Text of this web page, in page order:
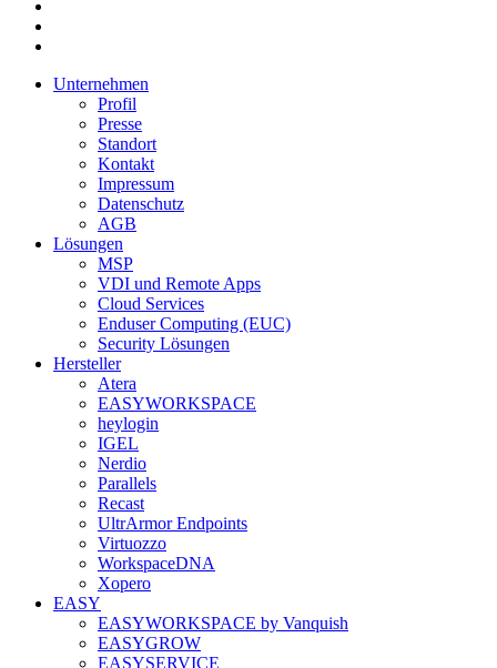
Unternehmen
Profil
Presse
Standort
Kontakt
Impressum
Datenschutz
AGB
Lösungen
MSP
VDI und Remote Apps
Cloud Services
Enduser Computing (EUC)
Security Lösungen
Hersteller
Atera
EASYWORKSPACE
heylogin
IGEL
Nerdio
Parallels
Recast
UltrArmor Endpoints
Virtuozzo
WorkspaceDNA
Xopero
EASY
EASYWORKSPACE by Vanquish
EASYGROW
EASYSERVICE